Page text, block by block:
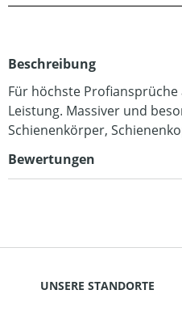
Beschreibung
Für höchste
Leistung. Massiver und
Schienenkörper,
Bewertungen
UNSERE STANDORTE